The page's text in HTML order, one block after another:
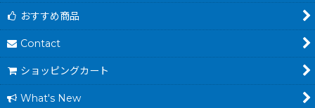
おすすめ商品
Contact
ショッピングカート
What's New